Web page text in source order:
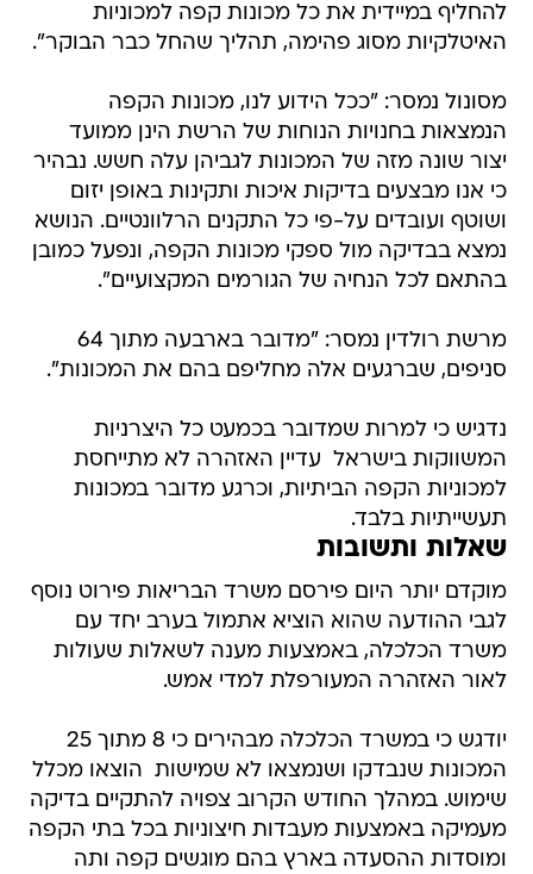
להחליף במיידית את כל מכונות קפה למכוניות
האיטלקיות מסוג פהימה, תהליך שהחל כבר הבוקר".
מסונול נמסר: "ככל הידוע לנו, מכונות הקפה
הנמצאות בחנויות הנוחות של הרשת הינן ממועד
יצור שונה מזה של המכונות לגביהן עלה חשש. נבהיר
כי אנו מבצעים בדיקות איכות ותקינות באופן יזום
ושוטף ועובדים על-פי כל התקנים הרלוונטיים. הנושא
נמצא בבדיקה מול ספקי מכונות הקפה, ונפעל כמובן
בהתאם לכל הנחיה של הגורמים המקצועיים".
מרשת רולדין נמסר: "מדובר בארבעה מתוך 64
סניפים, שברגעים אלה מחליפם בהם את המכונות".
נדגיש כי למרות שמדובר בכמעט כל היצרניות
המשווקות בישראל  עדיין האזהרה לא מתייחסת
למכוניות הקפה הביתיות, וכרגע מדובר במכונות
תעשייתיות בלבד.
שאלות ותשובות
מוקדם יותר היום פירסם משרד הבריאות פירוט נוסף
לגבי ההודעה שהוא הוציא אתמול בערב יחד עם
משרד הכלכלה, באמצעות מענה לשאלות שעולות
לאור האזהרה המעורפלת למדי אמש.
יודגש כי במשרד הכלכלה מבהירים כי 8 מתוך 25
המכונות שנבדקו ושנמצאו לא שמישות  הוצאו מכלל
שימוש. במהלך החודש הקרוב צפויה להתקיים בדיקה
מעמיקה באמצעות מעבדות חיצוניות בכל בתי הקפה
ומוסדות ההסעדה בארץ בהם מוגשים קפה ותה